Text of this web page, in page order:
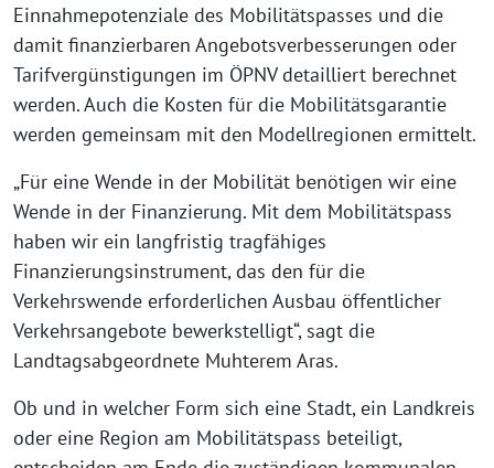
Einnahmepotenziale des Mobilitätspasses und die
damit finanzierbaren Angebotsverbesserungen oder
Tarifvergünstigungen im ÖPNV detailliert berechnet
werden. Auch die Kosten für die Mobilitätsgarantie
werden gemeinsam mit den Modellregionen ermittelt.
„Für eine Wende in der Mobilität benötigen wir eine
Wende in der Finanzierung. Mit dem Mobilitätspass
haben wir ein langfristig tragfähiges
Finanzierungsinstrument, das den für die
Verkehrswende erforderlichen Ausbau öffentlicher
Verkehrsangebote bewerkstelligt“, sagt die
Landtagsabgeordnete Muhterem Aras.
Ob und in welcher Form sich eine Stadt, ein Landkreis
oder eine Region am Mobilitätspass beteiligt,